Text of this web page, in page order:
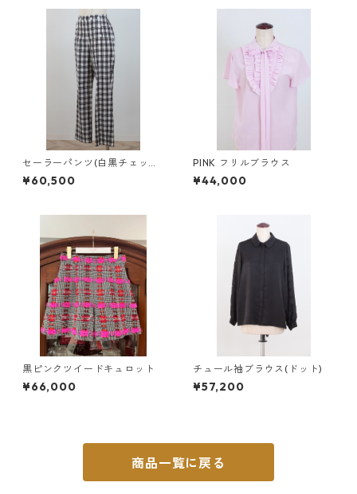
セーラーパンツ(白黒チェッ
ク 裏つき)
¥60,500
PINK フリルブラウス
¥44,000
黒ピンクツイードキュロット
¥66,000
チュール袖ブラウス(ドット)
¥57,200
商品一覧に戻る